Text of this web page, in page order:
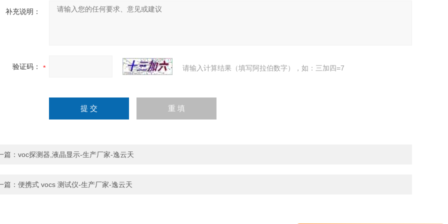
补充说明：
验证码： 请输入计算结果（填写阿拉伯数字），如：三加四=7
篇： voc探测器,液晶显示-生产厂家-逸云天
篇： 便携式 vocs 测试仪-生产厂家-逸云天